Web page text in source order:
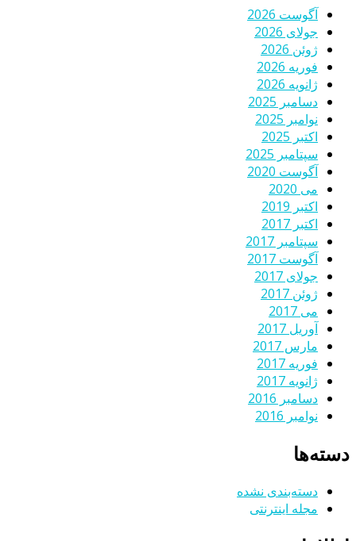
آگوست 2026
جولای 2026
ژوئن 2026
فوریه 2026
ژانویه 2026
دسامبر 2025
نوامبر 2025
اکتبر 2025
سپتامبر 2025
آگوست 2020
می 2020
اکتبر 2019
اکتبر 2017
سپتامبر 2017
آگوست 2017
جولای 2017
ژوئن 2017
می 2017
آوریل 2017
مارس 2017
فوریه 2017
ژانویه 2017
دسامبر 2016
نوامبر 2016
دسته‌ها
دسته‌بندی نشده
مجله اینترنتی